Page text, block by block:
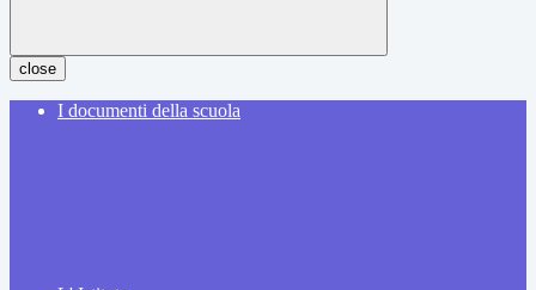
close
I documenti della scuola